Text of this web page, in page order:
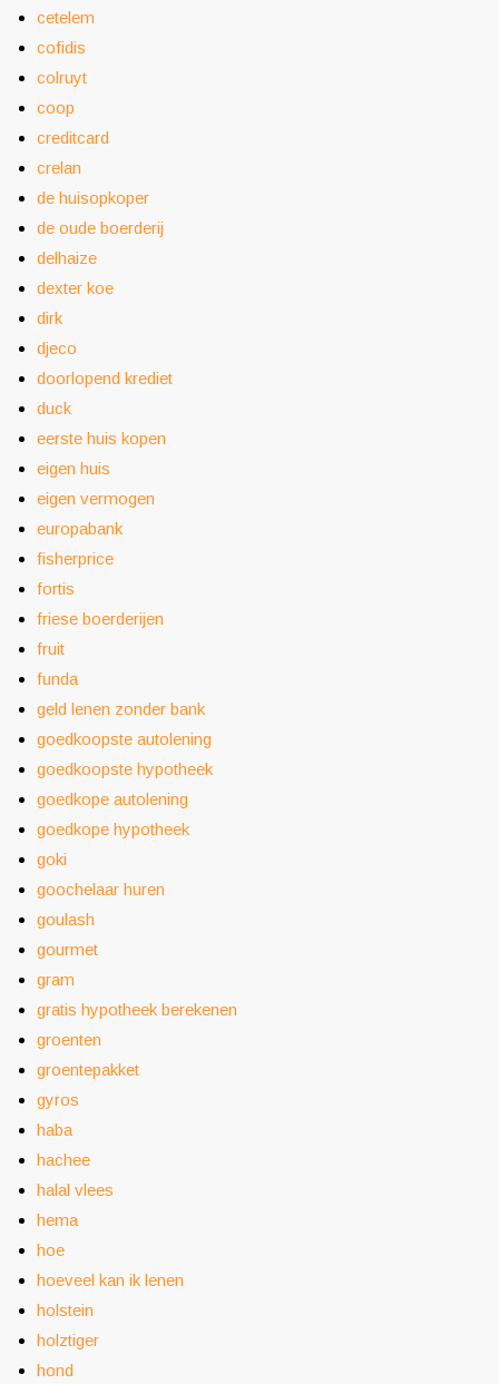
cetelem
cofidis
colruyt
coop
creditcard
crelan
de huisopkoper
de oude boerderij
delhaize
dexter koe
dirk
djeco
doorlopend krediet
duck
eerste huis kopen
eigen huis
eigen vermogen
europabank
fisherprice
fortis
friese boerderijen
fruit
funda
geld lenen zonder bank
goedkoopste autolening
goedkoopste hypotheek
goedkope autolening
goedkope hypotheek
goki
goochelaar huren
goulash
gourmet
gram
gratis hypotheek berekenen
groenten
groentepakket
gyros
haba
hachee
halal vlees
hema
hoe
hoeveel kan ik lenen
holstein
holztiger
hond